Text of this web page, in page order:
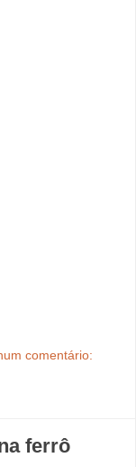
comentário:
ferrô